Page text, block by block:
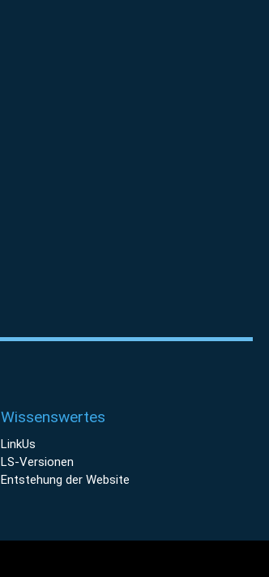
Wissenswertes
LinkUs
LS-Versionen
Entstehung der Website